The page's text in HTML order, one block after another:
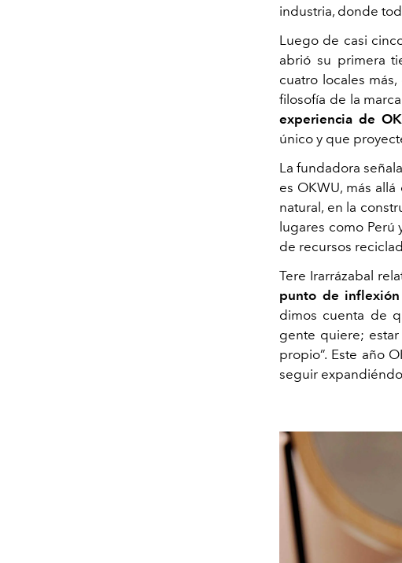
industria, donde
Luego de casi
abrió su primera
cuatro locales
filosofía de la
experiencia de
único y que
La fundadora
es OKWU, más
natural, en la
lugares como Perú
de recursos
Tere Irarrázabal
punto de
dimos cuenta de
gente quiere;
propio”. Este año
seguir